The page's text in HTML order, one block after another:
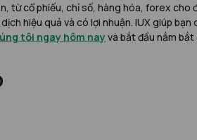
từ cổ phiếu, chỉ số, hàng hóa, forex
hiệu quả và có lợi nhuận. IUX giúp
tôi ngay hôm nay và bắt đầu nắm